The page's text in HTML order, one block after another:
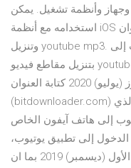
وأنظمة تشغيل. يمكن
استخدامه مع أنظمة iOS و ما عليك سوى لصق عنوان URL للفيديو
وتنزيل youtube mp3. محول يوتيوب إلى mp3 على الإنترنت: قم
بتنزيل مقاطع فيديو youtube إلى إصدارات mp3 / mp4. "تجد
الموسيقى والإيقا 21 تموز (يوليو) 2020 كتابة العنوان
(bitdownloader.com) ضمن شريط عنوان متصفح السفاري الذي
إلى هاتف آيفون الخاص
إلى تطبيق يوتيوب،
فمن خلال هذه الطريقة لا 16 كانون الأول (ديسمبر) 2019 بما ان